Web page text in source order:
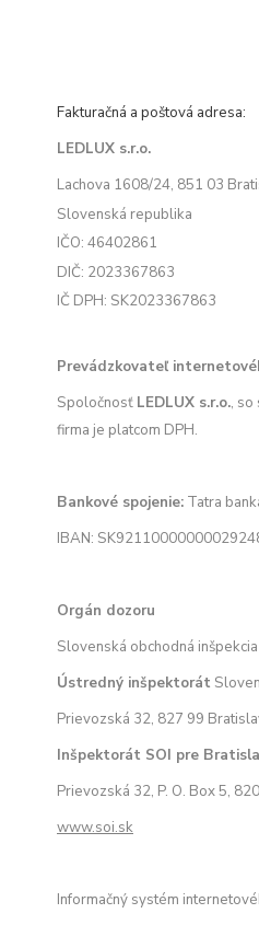
Fakturačná a poštová adresa:
LEDLUX s.r.o.
Lachova 1608/24, 851 03
Slovenská republika
IČO: 46402861
DIČ: 2023367863
IČ DPH: SK2023367863
Prevádzkovateľ
Spoločnosť LEDLUX s.r.o., so
firma je platcom DPH.
Bankové spojenie: Tatra
IBAN:
Orgán dozoru
Slovenská obchodná inšpekcia
Ústredný inšpektorát
Prievozská 32, 827 99
Inšpektorát SOI pre
Prievozská 32, P. O. Box 5,
www.soi.sk
Informačný systém